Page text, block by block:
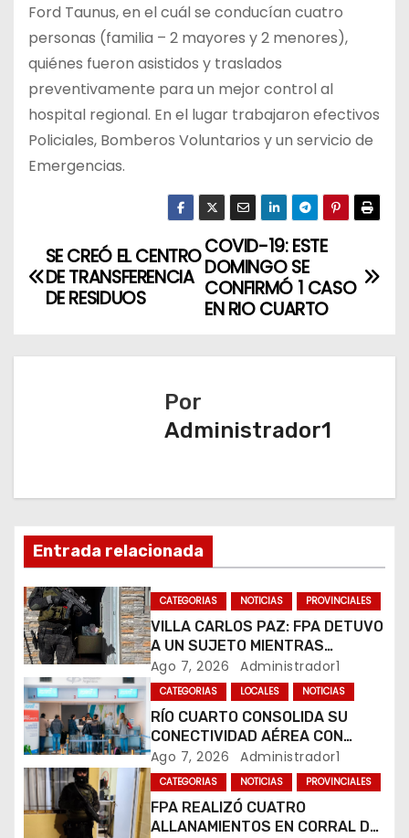
Ford Taunus, en el cuál se conducían cuatro
personas (familia – 2 mayores y 2 menores),
quiénes fueron asistidos y traslados
preventivamente para un mejor control al
hospital regional. En el lugar trabajaron efectivos
Policiales, Bomberos Voluntarios y un servicio de
Emergencias.
N
a
ó
n
d
e
e
n
t
COVID-19: ESTE
DOMINGO SE
CONFIRMÓ 1 CASO
EN RIO CUARTO
SE CREÓ EL CENTRO
DE TRANSFERENCIA
DE RESIDUOS
Por
Administrador1
Entrada relacionada
CATEGORIAS NOTICIAS PROVINCIALES
VILLA CARLOS PAZ: FPA DETUVO
A UN SUJETO MIENTRAS
COMERCIALIZABA COCAÍNA Y
MARIHUANA EN UNA PLAZA
Ago 7, 2026 Administrador1
CATEGORIAS LOCALES NOTICIAS
RÍO CUARTO CONSOLIDA SU
CONECTIVIDAD AÉREA CON
CUATRO VUELOS SEMANALES A
BUENOS AIRES
Ago 7, 2026 Administrador1
CATEGORIAS NOTICIAS PROVINCIALES
FPA REALIZÓ CUATRO
ALLANAMIENTOS EN CORRAL DE